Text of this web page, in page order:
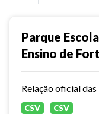
Parque
Ensino de
CSV CSV